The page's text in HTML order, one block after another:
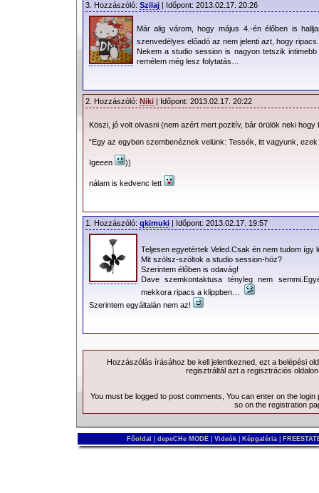
hangzás, finom
visszhanggal kísért tér.
A pattogó, apró
motívumokkal tűzdelt dobszekció
recsegés most sokkal jobban ki lett
hallgatni módot az autóban. A két
elvérzett a hangmérnökök kezében.
videó, mely újra a
képernyő elé szegezett.
szemkontaktust
teremtett, amit talán még
soha nem éreztem. A
személyes találkozásunk
ehhez képest sehol sem volt.
MODE-ot, de a Dave-bácsis videót
ellenére, hogy a dal meglehetősen
Martinnál lenni szokott. Ismét
annak megjelenítését. És akkor az
szándékosan túl szemcsés, kopott,
régi banda. A srácok 100%-ban
nélkül. Kicsit a bőrdzsekis kicsit a
3. Hozzászóló: Szilaj | Időpont: 2013.02.17. 20:26
Már alig várom, hogy május 4.-én élőben is
szenvedélyes előadó az nem jelenti azt, hogy
Nekem a studio session is nagyon tetszik
remélem még lesz folytatás…
2. Hozzászóló: Niki | Időpont: 2013.02.17. 20:22
Köszi, jó volt olvasni (nem azért mert pozitív, bár örülök neki
“Egy az egyben szembenéznek velünk: Tessék, itt vagyunk, ezek
Igeeen ))
nálam is kedvenc lett
1. Hozzászóló: qkimuki | Időpont: 2013.02.17. 19:57
Teljesen egyetértek Veled.Csak én nem tudom
Mit szólsz-szóltok a studio session-höz?
Szerintem élőben is odavág!
Dave szemkontaktusa tényleg nem
mekkora ripacs a klippben…
Szerintem egyáltalán nem az!
Hozzászólás írásához be kell jelentkezned, ezt a belépési
regisztráltál azt a regisztrációs
You must be logged to post comments, You can enter on the login
so on the registration
Főoldal depeCHe MODE Videók Képgaléria